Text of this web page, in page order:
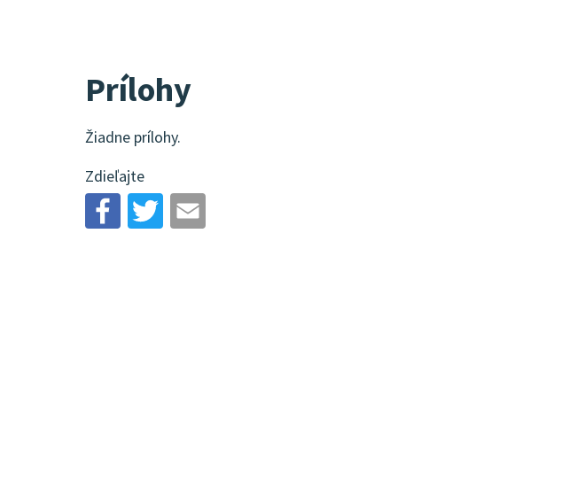
Prílohy
Žiadne prílohy.
Zdieľajte